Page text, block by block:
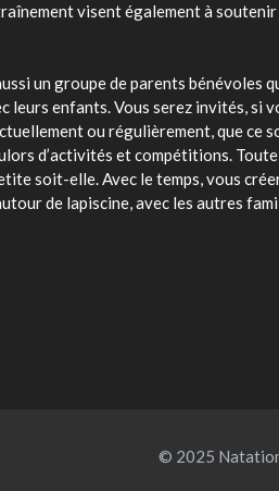
visent également à
un groupe de parents bénévoles
leurs enfants. Vous serez invités, si
ou régulièrement, que ce
d’activités et compétitions.
soit-elle. Avec le temps, vous
de lapiscine, avec les autres
© 2025